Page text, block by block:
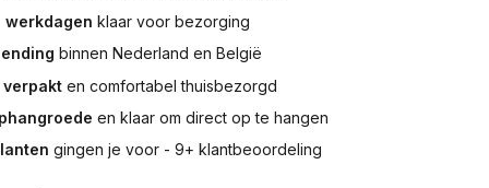
werkdagen klaar voor bezorging
binnen Nederland en België
en comfortabel thuisbezorgd
en klaar om direct op te hangen
gingen je voor - 9+ klantbeoordeling